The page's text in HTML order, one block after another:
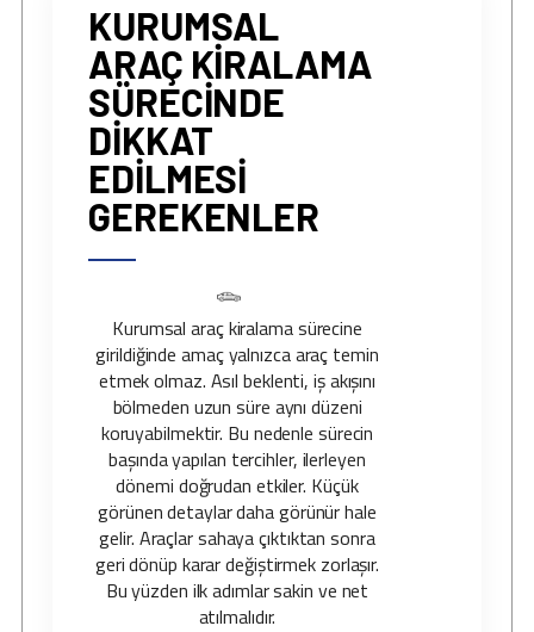
KURUMSAL
ARAÇ KIRALAMA
SÜRECINDE
DIKKAT
EDILMESI
GEREKENLER
Kurumsal araç kiralama sürecine
girildiğinde amaç yalnızca araç temin
etmek olmaz. Asıl beklenti, iş akışını
bölmeden uzun süre aynı düzeni
koruyabilmektir. Bu nedenle sürecin
başında yapılan tercihler, ilerleyen
dönemi doğrudan etkiler. Küçük
görünen detaylar daha görünür hale
gelir. Araçlar sahaya çıktıktan sonra
geri dönüp karar değiştirmek zorlaşır.
Bu yüzden ilk adımlar sakin ve net
atılmalıdır.